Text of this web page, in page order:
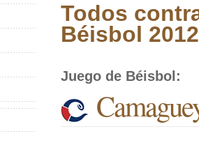
Todos
Béisbol
Juego de Béisbol :